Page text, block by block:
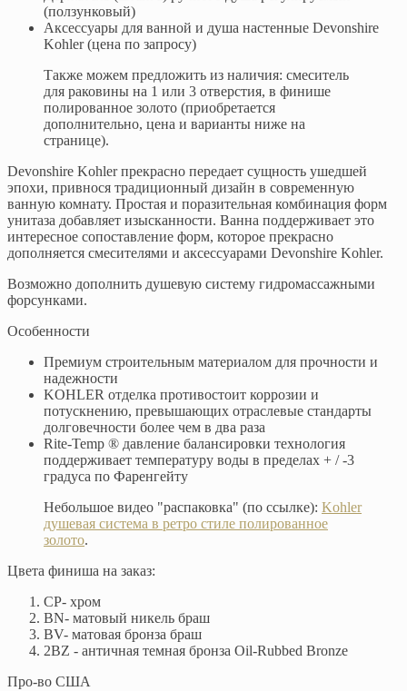
(ползунковый)
Аксессуары для ванной и душа настенные Devonshire
Kohler (цена по запросу)
Также можем предложить из наличия: смеситель
для раковины на 1 или 3 отверстия, в финише
полированное золото (приобретается
дополнительно, цена и варианты ниже на
странице).
Devonshire Kohler прекрасно передает сущность ушедшей
эпохи, привнося традиционный дизайн в современную
ванную комнату. Простая и поразительная комбинация форм
унитаза добавляет изысканности. Ванна поддерживает это
интересное сопоставление форм, которое прекрасно
дополняется смесителями и аксессуарами Devonshire Kohler.
Возможно дополнить душевую систему гидромассажными
форсунками.
Особенности
Премиум строительным материалом для прочности и
надежности
KOHLER отделка противостоит коррозии и
потускнению, превышающих отраслевые стандарты
долговечности более чем в два раза
Rite-Temp ® давление балансировки технология
поддерживает температуру воды в пределах + / -3
градуса по Фаренгейту
Небольшое видео "распаковка" (по ссылке): Kohler
душевая система в ретро стиле полированное
золото.
Цвета финиша на заказ:
CP- хром
BN- матовый никель браш
BV- матовая бронза браш
2BZ - античная темная бронза Oil-Rubbed Bronze
Про-во США